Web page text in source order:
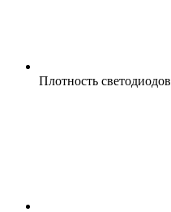
Плотность светодиодов